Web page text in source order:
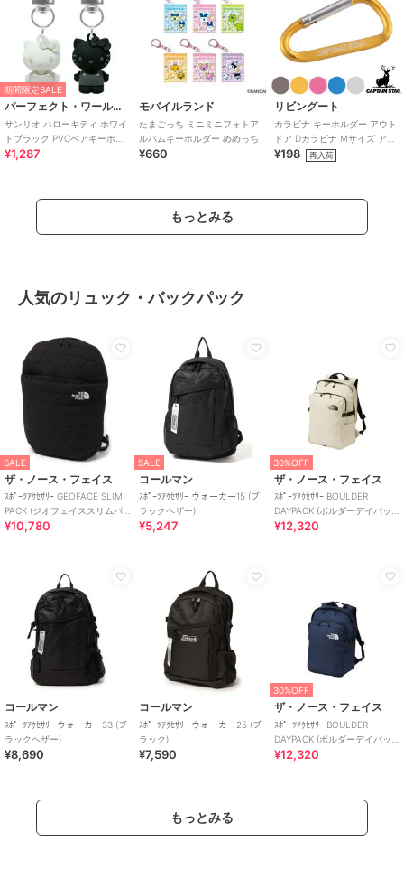
期間限定SALE
パーフェクト・ワールド・トーキョー
サンリオ ハローキティ ホワイ
トブラック PVCペアキーホル
ダー Sanrio
¥1,287
モバイルランド
たまごっち ミニミニフォトア
ルバムキーホルダー めめっち
¥660
リビングート
カラビナ キーホルダー アウト
ドア Dカラビナ Mサイズ アル
ミアクセサリー
¥198 再入荷
もっとみる
人気のリュック・バックパック
SALE
ザ・ノース・フェイス
ｽﾎﾟｰﾂｱｸｾｻﾘｰ GEOFACE SLIM
PACK (ジオフェイススリムパ
ック)
¥10,780
SALE
コールマン
ｽﾎﾟｰﾂｱｸｾｻﾘｰ ウォーカー15 (ブ
ラックヘザー)
¥5,247
30%OFF
ザ・ノース・フェイス
ｽﾎﾟｰﾂｱｸｾｻﾘｰ BOULDER
DAYPACK (ボルダーデイパッ
ク)
¥12,320
コールマン
ｽﾎﾟｰﾂｱｸｾｻﾘｰ ウォーカー33 (ブ
ラックヘザー)
¥8,690
コールマン
ｽﾎﾟｰﾂｱｸｾｻﾘｰ ウォーカー25 (ブ
ラック)
¥7,590
30%OFF
ザ・ノース・フェイス
ｽﾎﾟｰﾂｱｸｾｻﾘｰ BOULDER
DAYPACK (ボルダーデイパッ
ク)
¥12,320
もっとみる